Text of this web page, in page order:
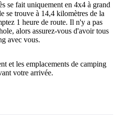
se fait uniquement en 4x4 à grand
se trouve à 14,4 kilomètres de la
1 heure de route. Il n'y a pas
alors assurez-vous d'avoir tous
avec vous.
et les emplacements de camping
votre arrivée.